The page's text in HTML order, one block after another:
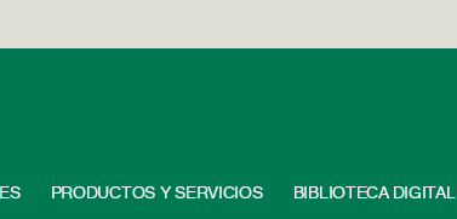
PRODUCTOS Y SERVICIOS BIBLIOTECA DIGITAL